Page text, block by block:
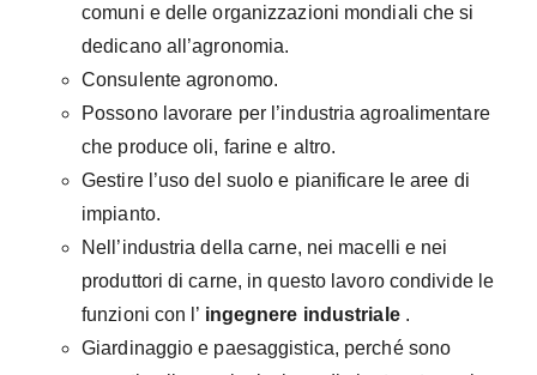
comuni e delle organizzazioni mondiali che si
dedicano all’agronomia.
Consulente agronomo.
Possono lavorare per l’industria agroalimentare
che produce oli, farine e altro.
Gestire l’uso del suolo e pianificare le aree di
impianto.
Nell’industria della carne, nei macelli e nei
produttori di carne, in questo lavoro condivide le
funzioni con l’ ingegnere industriale.
Giardinaggio e paesaggistica, perché sono